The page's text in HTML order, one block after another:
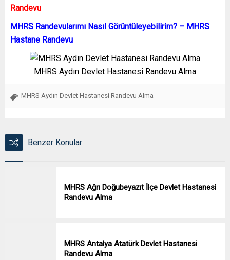
Randevu
MHRS Randevularımı Nasıl Görüntüleyebilirim? – MHRS
Hastane Randevu
MHRS Aydın Devlet Hastanesi Randevu Alma
MHRS Aydın Devlet Hastanesi Randevu Alma
Benzer Konular
MHRS Ağrı Doğubeyazıt İlçe Devlet Hastanesi
Randevu Alma
MHRS Antalya Atatürk Devlet Hastanesi
Randevu Alma